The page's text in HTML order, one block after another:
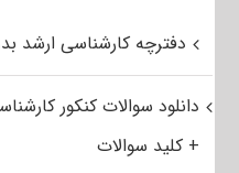
دفترچه کارشناسی ارشد
دانلود سوالات کنکور
+ کلید سوالات